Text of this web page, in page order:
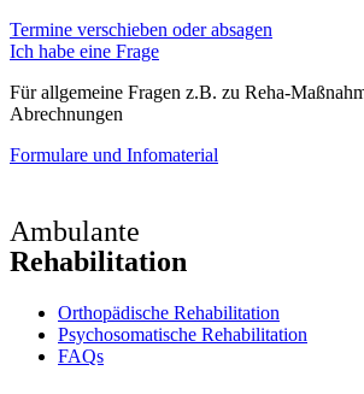
Termine verschieben oder absagen
Ich habe eine Frage
Für allgemeine Fragen z.B. zu Reha-
Abrechnungen
Formulare und Infomaterial
Ambulante
Rehabilitation
Orthopädische Rehabilitation
Psychosomatische Rehabilitation
FAQs